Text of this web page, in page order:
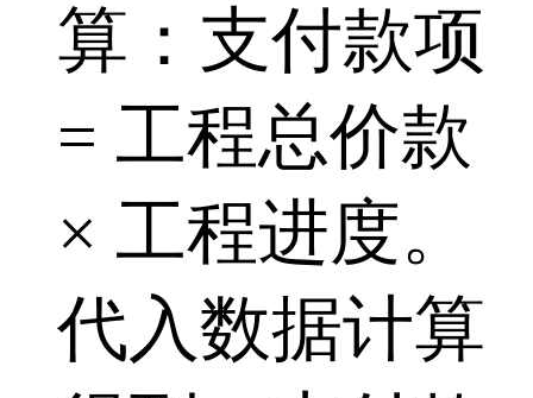
算：支付款项
= 工程总价款
× 工程进度。
代入数据计算